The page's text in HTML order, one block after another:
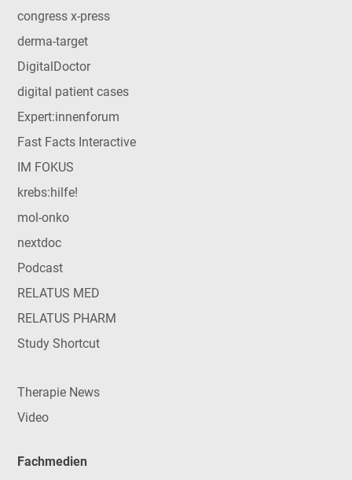
congress x-press
derma-target
DigitalDoctor
digital patient cases
Expert:innenforum
Fast Facts Interactive
IM FOKUS
krebs:hilfe!
mol-onko
nextdoc
Podcast
RELATUS MED
RELATUS PHARM
Study Shortcut
Therapie News
Video
Fachmedien